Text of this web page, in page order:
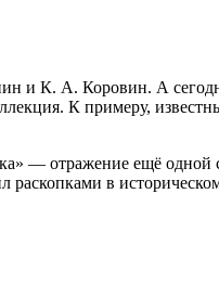
и К. А. Коровин. А
К примеру,
— отражение ещё
в